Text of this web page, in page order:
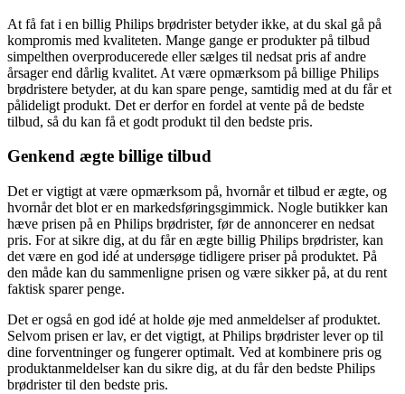
At få fat i en billig Philips brødrister betyder ikke, at du skal gå på
kompromis med kvaliteten. Mange gange er produkter på tilbud
simpelthen overproducerede eller sælges til nedsat pris af andre
årsager end dårlig kvalitet. At være opmærksom på billige Philips
brødristere betyder, at du kan spare penge, samtidig med at du får et
pålideligt produkt. Det er derfor en fordel at vente på de bedste
tilbud, så du kan få et godt produkt til den bedste pris.
Genkend ægte billige tilbud
Det er vigtigt at være opmærksom på, hvornår et tilbud er ægte, og
hvornår det blot er en markedsføringsgimmick. Nogle butikker kan
hæve prisen på en Philips brødrister, før de annoncerer en nedsat
pris. For at sikre dig, at du får en ægte billig Philips brødrister, kan
det være en god idé at undersøge tidligere priser på produktet. På
den måde kan du sammenligne prisen og være sikker på, at du rent
faktisk sparer penge.
Det er også en god idé at holde øje med anmeldelser af produktet.
Selvom prisen er lav, er det vigtigt, at Philips brødrister lever op til
dine forventninger og fungerer optimalt. Ved at kombinere pris og
produktanmeldelser kan du sikre dig, at du får den bedste Philips
brødrister til den bedste pris.